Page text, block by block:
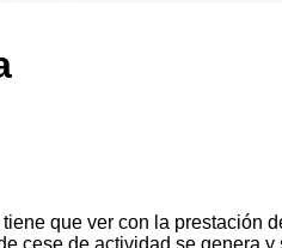
que ver con la
cese de actividad se genera